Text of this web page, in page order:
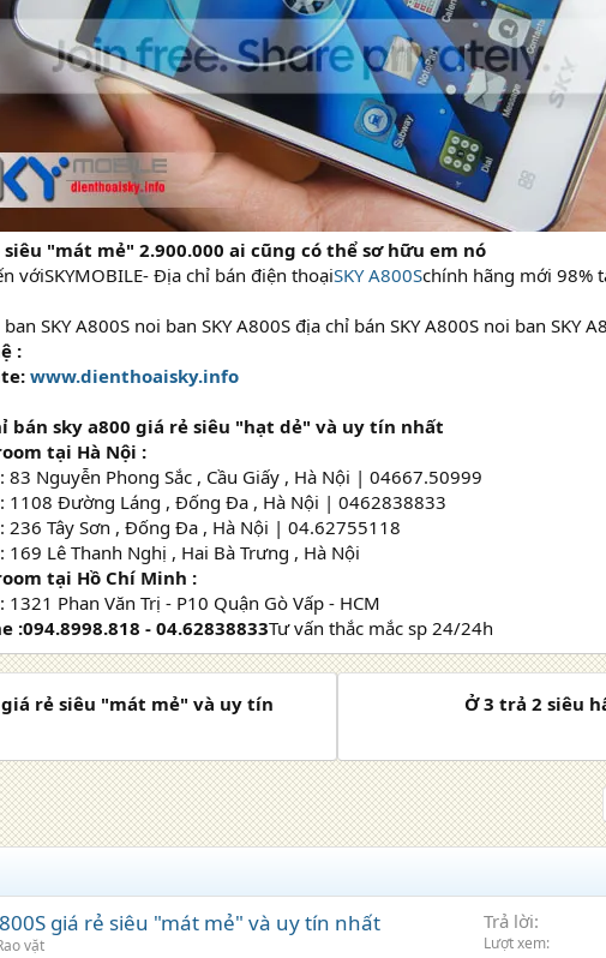
siêu "mát mẻ" 2.900.000 ai cũng có thể sơ hữu em nó
vớiSKYMOBILE- Địa chỉ bán điện thoạiSKY A800Schính hãng mới 98%
SKY A800S noi ban SKY A800S địa chỉ bán SKY A800S noi ban SKY
:
www.dienthoaisky.info
bán sky a800 giá rẻ siêu "hạt dẻ" và uy tín nhất
tại Hà Nội :
83 Nguyễn Phong Sắc , Cầu Giấy , Hà Nội | 04667.50999
1108 Đường Láng , Đống Đa , Hà Nội | 0462838833
236 Tây Sơn , Đống Đa , Hà Nội | 04.62755118
169 Lê Thanh Nghị , Hai Bà Trưng , Hà Nội
tại Hồ Chí Minh :
1321 Phan Văn Trị - P10 Quận Gò Vấp - HCM
:094.8998.818 - 04.62838833Tư vấn thắc mắc sp 24/24h
giá rẻ siêu "mát mẻ" và uy tín
Ở 3 trả 2 siêu
giá rẻ siêu "mát mẻ" và uy tín nhất
vặt
Trả lời
Lượt xem